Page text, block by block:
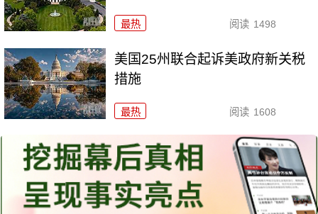
最热 阅读 1498
美国25州联合起诉美政府新关税
措施
最热 阅读 1608